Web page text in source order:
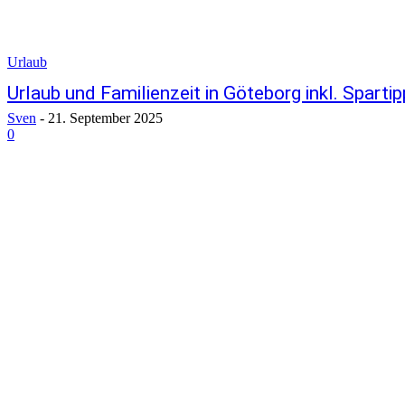
Urlaub
Urlaub und Familienzeit in Göteborg inkl.
Sven - 21. September 2025
0